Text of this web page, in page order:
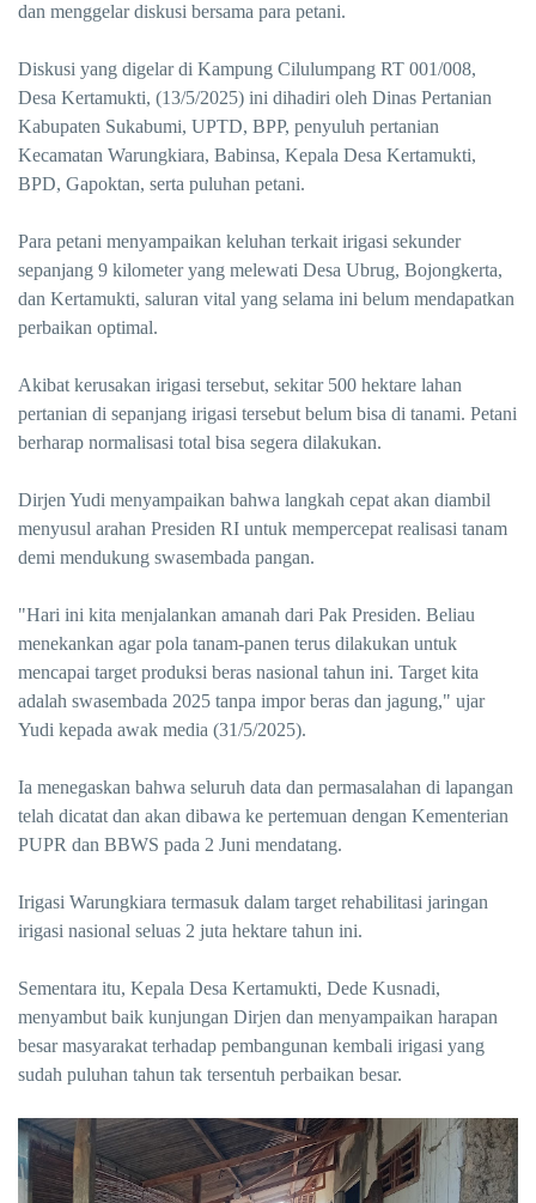
dan menggelar diskusi bersama para petani.
Diskusi yang digelar di Kampung Cilulumpang RT 001/008,
Desa Kertamukti, (13/5/2025) ini dihadiri oleh Dinas Pertanian
Kabupaten Sukabumi, UPTD, BPP, penyuluh pertanian
Kecamatan Warungkiara, Babinsa, Kepala Desa Kertamukti,
BPD, Gapoktan, serta puluhan petani.
Para petani menyampaikan keluhan terkait irigasi sekunder
sepanjang 9 kilometer yang melewati Desa Ubrug, Bojongkerta,
dan Kertamukti, saluran vital yang selama ini belum mendapatkan
perbaikan optimal.
Akibat kerusakan irigasi tersebut, sekitar 500 hektare lahan
pertanian di sepanjang irigasi tersebut belum bisa di tanami. Petani
berharap normalisasi total bisa segera dilakukan.
Dirjen Yudi menyampaikan bahwa langkah cepat akan diambil
menyusul arahan Presiden RI untuk mempercepat realisasi tanam
demi mendukung swasembada pangan.
"Hari ini kita menjalankan amanah dari Pak Presiden. Beliau
menekankan agar pola tanam-panen terus dilakukan untuk
mencapai target produksi beras nasional tahun ini. Target kita
adalah swasembada 2025 tanpa impor beras dan jagung," ujar
Yudi kepada awak media (31/5/2025).
Ia menegaskan bahwa seluruh data dan permasalahan di lapangan
telah dicatat dan akan dibawa ke pertemuan dengan Kementerian
PUPR dan BBWS pada 2 Juni mendatang.
Irigasi Warungkiara termasuk dalam target rehabilitasi jaringan
irigasi nasional seluas 2 juta hektare tahun ini.
Sementara itu, Kepala Desa Kertamukti, Dede Kusnadi,
menyambut baik kunjungan Dirjen dan menyampaikan harapan
besar masyarakat terhadap pembangunan kembali irigasi yang
sudah puluhan tahun tak tersentuh perbaikan besar.